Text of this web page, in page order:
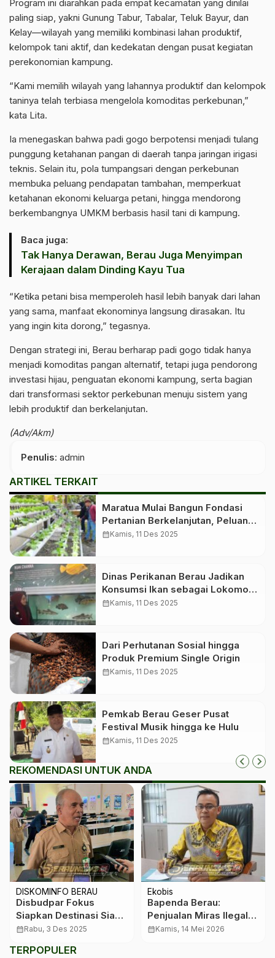
Program ini diarahkan pada empat kecamatan yang dinilai
paling siap, yakni Gunung Tabur, Tabalar, Teluk Bayur, dan
Kelay—wilayah yang memiliki kombinasi lahan produktif,
kelompok tani aktif, dan kedekatan dengan pusat kegiatan
perekonomian kampung.
“Kami memilih wilayah yang lahannya produktif dan kelompok
taninya telah terbiasa mengelola komoditas perkebunan,”
kata Lita.
Ia menegaskan bahwa padi gogo berpotensi menjadi tulang
punggung ketahanan pangan di daerah tanpa jaringan irigasi
teknis. Selain itu, pola tumpangsari dengan perkebunan
membuka peluang pendapatan tambahan, memperkuat
ketahanan ekonomi keluarga petani, hingga mendorong
berkembangnya UMKM berbasis hasil tani di kampung.
Baca juga:
Tak Hanya Derawan, Berau Juga Menyimpan
Kerajaan dalam Dinding Kayu Tua
“Ketika petani bisa memperoleh hasil lebih banyak dari lahan
yang sama, manfaat ekonominya langsung dirasakan. Itu
yang ingin kita dorong,” tegasnya.
Dengan strategi ini, Berau berharap padi gogo tidak hanya
menjadi komoditas pangan alternatif, tetapi juga pendorong
investasi hijau, penguatan ekonomi kampung, serta bagian
dari transformasi sektor perkebunan menuju sistem yang
lebih produktif dan berkelanjutan.
(Adv/Akm)
Penulis: admin
ARTIKEL TERKAIT
Maratua Mulai Bangun Fondasi
Pertanian Berkelanjutan, Peluang
Investasi Hijau Makin Terbuka
calendar_monthKamis, 11 Des 2025
Dinas Perikanan Berau Jadikan
Konsumsi Ikan sebagai Lokomotif
Gizi Keluarga, Dorong Masyarakat
calendar_monthKamis, 11 Des 2025
Dari Perhutanan Sosial hingga
Produk Premium Single Origin
calendar_monthKamis, 11 Des 2025
Pemkab Berau Geser Pusat
Festival Musik hingga ke Hulu
calendar_monthKamis, 11 Des 2025
REKOMENDASI UNTUK ANDA
DISKOMINFO BERAU
Disbudpar Fokus
Siapkan Destinasi Siap
Pasar sebelum
calendar_monthRabu, 3 Des 2025
Ekobis
Bapenda Berau:
Penjualan Miras Ilegal
Tak Bisa Disetor ke PAD
calendar_monthKamis, 14 Mei 2026
TERPOPULER